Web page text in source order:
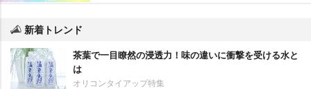
新着トレンド
茶葉で一目瞭然の浸透力！味の違いに衝撃を受ける水と
は
オリコンタイアップ特集